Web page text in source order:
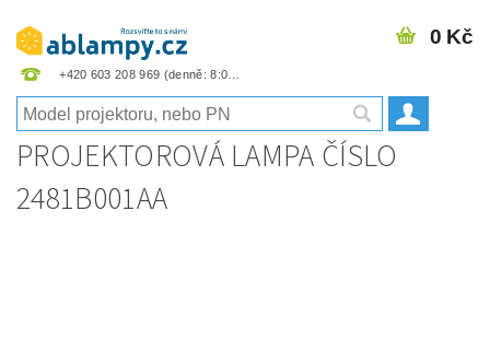
+420 603 208 969
0 Kč
PROJEKTOROVÁ LAMPA ČÍSLO
2481B001AA